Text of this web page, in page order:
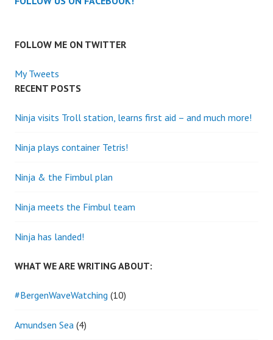
FOLLOW ME ON TWITTER
My Tweets
RECENT POSTS
Ninja visits Troll station, learns first aid – and much more!
Ninja plays container Tetris!
Ninja & the Fimbul plan
Ninja meets the Fimbul team
Ninja has landed!
WHAT WE ARE WRITING ABOUT:
#BergenWaveWatching (10)
Amundsen Sea (4)